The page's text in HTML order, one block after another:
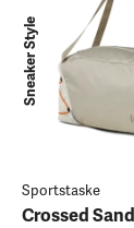
Sneaker Style
Sportstaske
Crossed Sand